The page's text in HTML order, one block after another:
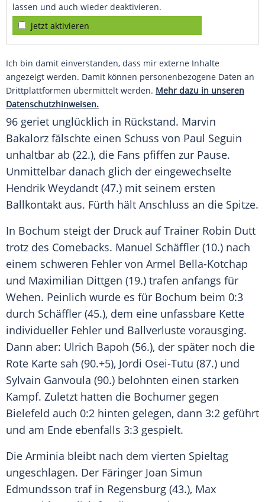
lassen und auch wieder deaktivieren.
jetzt aktivieren
Ich bin damit einverstanden, dass mir externe Inhalte
angezeigt werden. Damit können personenbezogene Daten an
Drittplattformen übermittelt werden. Mehr dazu in unseren
Datenschutzhinweisen.
96 geriet unglücklich in Rückstand. Marvin
Bakalorz fälschte einen Schuss von Paul Seguin
unhaltbar ab (22.), die Fans pfiffen zur Pause.
Unmittelbar danach glich der eingewechselte
Hendrik Weydandt (47.) mit seinem ersten
Ballkontakt aus. Fürth hält Anschluss an die Spitze.
In Bochum steigt der Druck auf Trainer Robin Dutt
trotz des Comebacks. Manuel Schäffler (10.) nach
einem schweren Fehler von Armel Bella-Kotchap
und Maximilian Dittgen (19.) trafen anfangs für
Wehen. Peinlich wurde es für Bochum beim 0:3
durch Schäffler (45.), dem eine unfassbare Kette
individueller Fehler und Ballverluste vorausging.
Dann aber: Ulrich Bapoh (56.), der später noch die
Rote Karte sah (90.+5), Jordi Osei-Tutu (87.) und
Sylvain Ganvoula (90.) belohnten einen starken
Kampf. Zuletzt hatten die Bochumer gegen
Bielefeld auch 0:2 hinten gelegen, dann 3:2 geführt
und am Ende ebenfalls 3:3 gespielt.
Die Arminia bleibt nach dem vierten Spieltag
ungeschlagen. Der Färinger Joan Simun
Edmundsson traf in Regensburg (43.), Max